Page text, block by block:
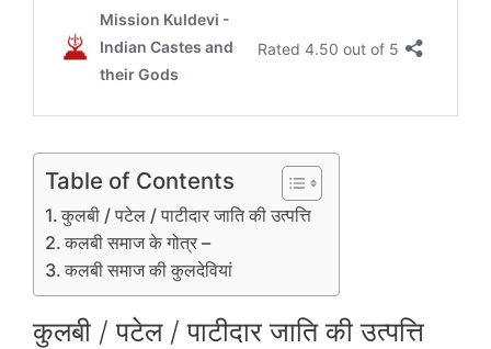
Table of Contents
कुलबी / पटेल / पाटीदार जाति की उत्पत्ति
कलबी समाज के गोत्र –
कलबी समाज की कुलदेवियां
कुलबी / पटेल / पाटीदार जाति की उत्पत्ति